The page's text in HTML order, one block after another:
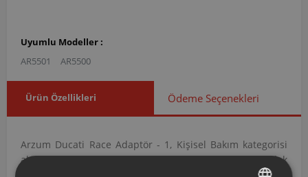
Uyumlu Modeller :
AR5501
AR5500
Ürün Özellikleri Ödeme Seçenekleri
Arzum Ducati Race Adaptör - 1, Kişisel Bakım kategorisi
altında yer alan Adaptörler grubuna ait orijinal bir yedek